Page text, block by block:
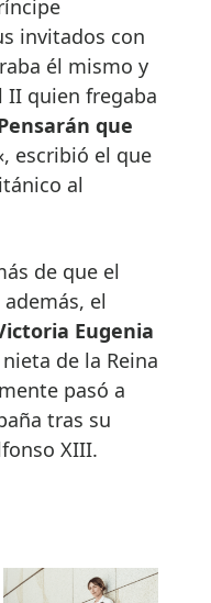
invitados con
él mismo y
II quien fregaba
que
escribió el que
al
de que el
el
Eugenia
de la Reina
pasó a
tras su
XIII.